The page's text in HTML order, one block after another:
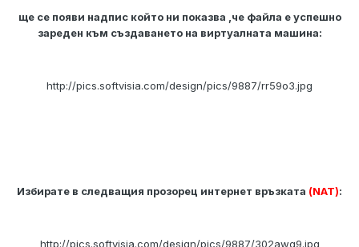
ще се появи надпис който ни показва ,че файла е успешно
зареден към създаването на виртуалната машина:
http://pics.softvisia.com/design/pics/9887/rr59o3.jpg
Избирате в следващия прозорец интернет връзката (NAT):
http://pics.softvisia.com/design/pics/9887/302awq9.jpg